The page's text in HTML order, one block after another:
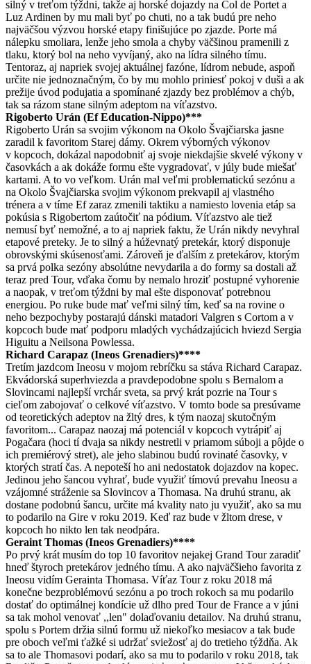
silný v treťom týždni, takže aj horské dojazdy na Col de Portet a
Luz Ardinen by mu mali byť po chuti, no a tak budú pre neho
najväčšou výzvou horské etapy finišujúce po zjazde. Porte má
nálepku smoliara, lenže jeho smola a chyby väčšinou pramenili z
tlaku, ktorý bol na neho vyvíjaný, ako na lídra silného tímu.
Tentoraz, aj napriek svojej aktuálnej fazóne, lídrom nebude, aspoň
určite nie jednoznačným, čo by mu mohlo priniesť pokoj v duši a ak
prežije úvod podujatia a spomínané zjazdy bez problémov a chýb,
tak sa rázom stane silným adeptom na víťazstvo.
Rigoberto Urán (Ef Education-Nippo)***
Rigoberto Urán sa svojim výkonom na Okolo Švajčiarska jasne
zaradil k favoritom Starej dámy. Okrem výborných výkonov
v kopcoch, dokázal napodobniť aj svoje niekdajšie skvelé výkony v
časovkách a ak dokáže formu ešte vygradovať, v júly bude miešať
kartami. A to vo veľkom. Urán mal veľmi problematickú sezónu a
na Okolo Švajčiarska svojim výkonom prekvapil aj vlastného
trénera a v tíme Ef zaraz zmenili taktiku a namiesto lovenia etáp sa
pokúsia s Rigobertom zaútočiť na pódium. Víťazstvo ale tiež
nemusí byť nemožné, a to aj napriek faktu, že Urán nikdy nevyhral
etapové preteky. Je to silný a húževnatý pretekár, ktorý disponuje
obrovskými skúsenosťami. Zároveň je ďalším z pretekárov, ktorým
sa prvá polka sezóny absolútne nevydarila a do formy sa dostali až
teraz pred Tour, vďaka čomu by nemalo hroziť postupné vyhorenie
a naopak, v treťom týždni by mal ešte disponovať potrebnou
energiou. Po ruke bude mať veľmi silný tím, keď sa na rovine o
neho bezpochyby postarajú dánski matadori Valgren s Cortom a v
kopcoch bude mať podporu mladých vychádzajúcich hviezd Sergia
Higuitu a Neilsona Powlessa.
Richard Carapaz (Ineos Grenadiers)****
Tretím jazdcom Ineosu v mojom rebríčku sa stáva Richard Carapaz.
Ekvádorská superhviezda a pravdepodobne spolu s Bernalom a
Slovincami najlepší vrchár sveta, sa prvý krát pozrie na Tour s
cieľom zabojovať o celkové víťazstvo. V tomto bode sa presúvame
od teoretických adeptov na žltý dres, k tým naozaj skutočným
favoritom... Carapaz naozaj má potenciál v kopcoch vytrápiť aj
Pogačara (hoci tí dvaja sa nikdy nestretli v priamom súboji a pôjde o
ich premiérový stret), ale jeho slabinou budú rovinaté časovky, v
ktorých stratí čas. A nepoteší ho ani nedostatok dojazdov na kopec.
Jedinou jeho šancou vyhrať, bude využiť tímovú prevahu Ineosu a
vzájomné stráženie sa Slovincov a Thomasa. Na druhú stranu, ak
dostane podobnú šancu, určite má kvality nato ju využiť, ako sa mu
to podarilo na Gire v roku 2019. Keď raz bude v žltom drese, v
kopcoch ho nikto len tak neodpára.
Geraint Thomas (Ineos Grenadiers)****
Po prvý krát musím do top 10 favoritov nejakej Grand Tour zaradiť
hneď štyroch pretekárov jedného tímu. A ako najväčšieho favorita z
Ineosu vidím Gerainta Thomasa. Víťaz Tour z roku 2018 má
konečne bezproblémovú sezónu a po troch rokoch sa mu podarilo
dostať do optimálnej kondície už dlho pred Tour de France a v júni
sa tak mohol venovať ,,len" dolaďovaniu detailov. Na druhú stranu,
spolu s Portem držia silnú formu už niekoľko mesiacov a tak bude
pre oboch veľmi ťažké si udržať sviežosť aj do tretieho týždňa. Ak
sa to ale Thomasovi podarí, ako sa mu to podarilo v roku 2018, tak